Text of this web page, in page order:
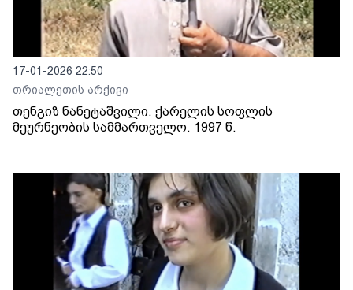
17-01-2026 22:50
თრიალეთის არქივი
თენგიზ ნანეტაშვილი. ქარელის სოფლის
მეურნეობის სამმართველო. 1997 წ.